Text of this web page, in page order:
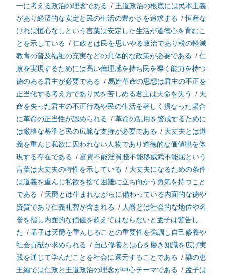
一に考える政治の理念である / 王道政治の根底には民本主義
があり経済的な安定と民の生活の豊かさを追求する /恒産な
ければ恒心なしという言葉は安定した生活が道徳心を育むこ
とを示している / 仁政とは民を思いやる政治であり税の軽減
教育の普及福祉の充実などの具体的な政策が必要である / 仁
政を実現するためには高い倫理感を持ち民を導く能力を持つ
徳のある君主が必要である / 易姓革命の思想は君主の不正を
正当化する考え方であり民を苦しめる君主は天命を失う
/ 天
命を失った君主の不正行為や民の生活を著しく損なった場合
に革命の正当性が認められる / 革命の乱用を警戒するために
は厳格な基準と民の広範な支持が必要である / 大丈夫とは道
義を重んじ私欲に囚われない人物であり道徳的な価値観を体
現する存在である / 富貴不能淫貧賤不能移威武不能屈という
言葉は大丈夫の特性を示している / 大丈夫になるための条件
は道義を重んじ私欲を捨て困難に立ち向かう勇気を持つこと
である / 天爵とは生まれながらに備わっている内面的な徳や
資質であり仁義礼智が含まれる / 人爵とは社会的な地位や名
誉を指し内面的な価値を超えてはならないと孟子は警告し
た / 孟子は天爵を重んじることの重要性を強調し自己修養や
社会貢献が求められる / 自己修養とは心を磨き知識を広げ実
践を通じて学んだことを社会に還元することである / 梁の恵
王編では仁政と王道政治の理念が中心テーマである / 孟子は